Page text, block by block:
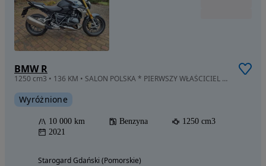
BMW R
1250 cm3 • 136 KM • SALON POLSKA * PIERWSZY WŁAŚCICIEL * bezwypadkowy * Serwis tylko ASO
Wyróżnione
10 000 km Benzyna
1250 cm3
2021
Starogard Gdański (Pomorskie)